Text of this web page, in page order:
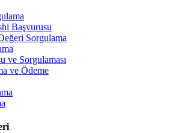
Başvurusu
Sorgulama
ve Sorgulaması
ve Ödeme